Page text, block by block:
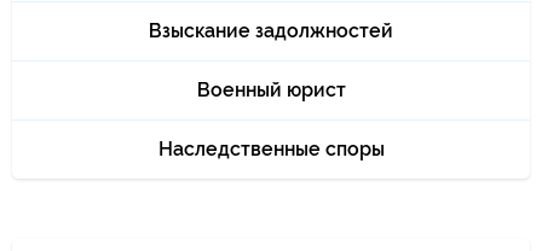
Взыскание задолжностей
Военный юрист
Наследственные споры